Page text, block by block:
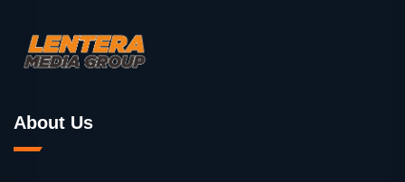
About Us